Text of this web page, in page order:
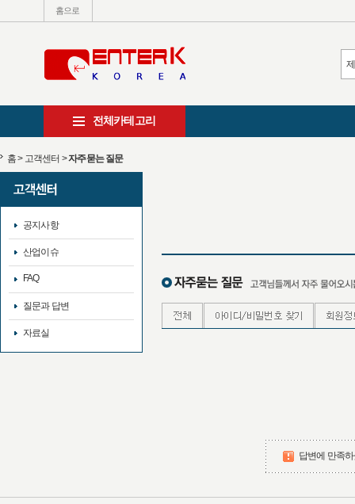
홈으로
전체카테고리
홈> 고객센터 >자주묻는 질문
공지사항
산업이슈
FAQ
질문과 답변
자료실
답변에 만족